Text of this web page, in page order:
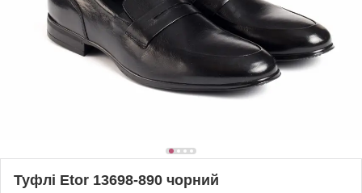
Туфлі Etor 13698-890 чорний